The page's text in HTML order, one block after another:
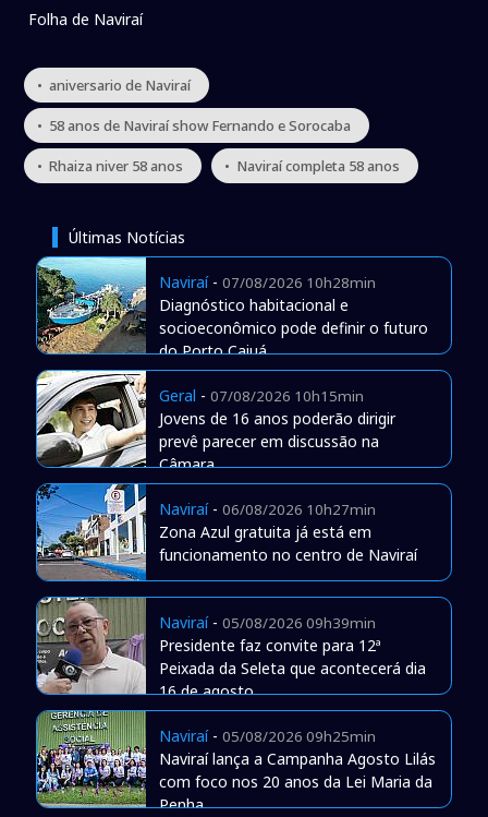
Folha de Naviraí
• aniversario de Naviraí
• 58 anos de Naviraí show Fernando e Sorocaba
• Rhaiza niver 58 anos • Naviraí completa 58 anos
Últimas Notícias
Naviraí- 07/08/2026 10h28min
Diagnóstico habitacional e
socioeconômico pode definir o futuro
do Porto Caiuá
Geral - 07/08/2026 10h15min
Jovens de 16 anos poderão dirigir
prevê parecer em discussão na
Câmara
Naviraí- 06/08/2026 10h27min
Zona Azul gratuita já está em
funcionamento no centro de Naviraí
Naviraí- 05/08/2026 09h39min
Presidente faz convite para 12ª
Peixada da Seleta que acontecerá dia
16 de agosto
Naviraí- 05/08/2026 09h25min
Naviraí lança a Campanha Agosto Lilás
com foco nos 20 anos da Lei Maria da
Penha